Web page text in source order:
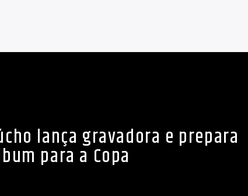
lança gravadora e prepara
para a Copa